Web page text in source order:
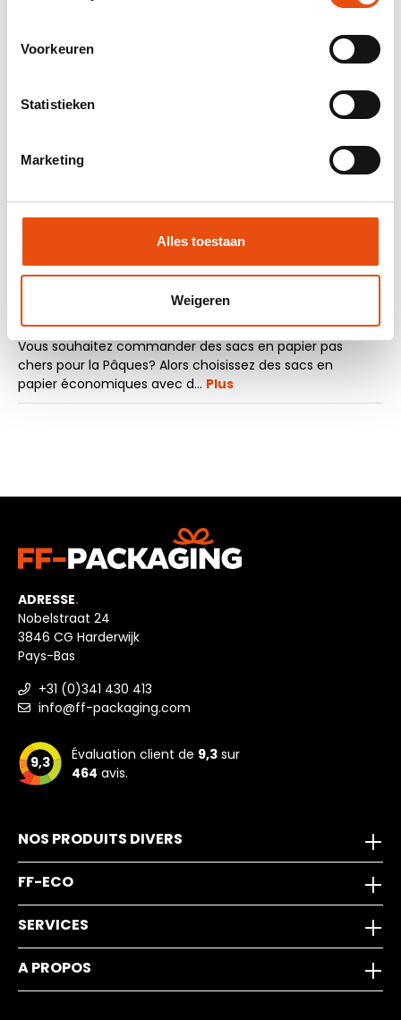
Voorkeuren
Statistieken
Marketing
Alles toestaan
Weigeren
Meilleur prix garanti
Livraison 48H possible
Aide et conseils de notre studio graphique
Demande d'échantillon
Vous souhaitez commander des sacs en papier pas
chers pour la Pâques? Alors choisissez des sacs en
papier économiques avec d… Plus
ADRESSE.
Nobelstraat 24
3846 CG Harderwijk
Pays-Bas
+31 (0)341 430 413
info@ff-packaging.com
9,3 Évaluation client de 9,3 sur
464 avis.
NOS PRODUITS DIVERS
FF-ECO
SERVICES
A PROPOS